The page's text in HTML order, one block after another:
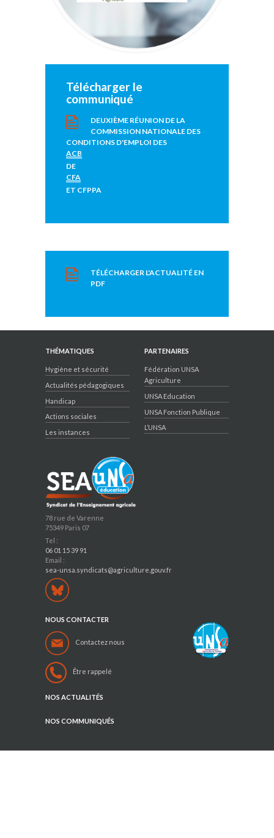
Télécharger le
communiqué
DEUXIÈME RÉUNION DE LA
COMMISSION NATIONALE DES
CONDITIONS D'EMPLOI DES
ACB
DE
CFA
ET CFPPA
TÉLÉCHARGER L'ACTUALITÉ EN
PDF
78 rue de Varenne
75349 Paris 07
Tel :
06 01 15 39 91
Email :
sea-unsa.syndicats@agriculture.gouv.fr
THÉMATIQUES
Hygiène et sécurité
Actualités pédagogiques
Handicap
Actions sociales
Les instances
PARTENAIRES
Fédération UNSA
Agriculture
UNSA Education
UNSA Fonction Publique
L’UNSA
NOUS CONTACTER
Contactez nous
Être rappelé
NOS ACTUALITÉS
NOS COMMUNIQUÉS